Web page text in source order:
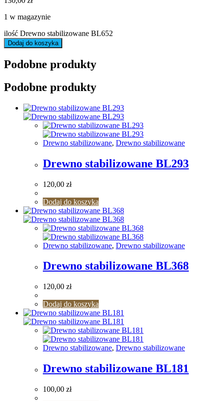
1 w magazynie
ilość Drewno stabilizowane BL652
Dodaj do koszyka
Podobne produkty
Podobne produkty
Drewno stabilizowane, Drewno stabilizowane
Drewno stabilizowane BL293
120,00 zł
Dodaj do koszyka
Drewno stabilizowane, Drewno stabilizowane
Drewno stabilizowane BL368
120,00 zł
Dodaj do koszyka
Drewno stabilizowane, Drewno stabilizowane
Drewno stabilizowane BL181
100,00 zł